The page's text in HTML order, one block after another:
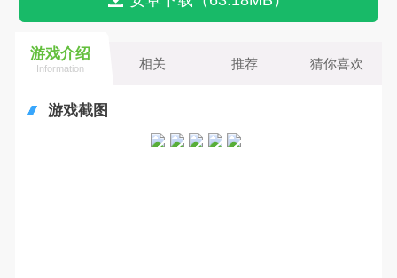
游戏介绍
Information 相关 推荐 猜你喜欢
游戏截图